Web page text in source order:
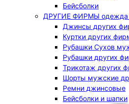
Бейсболки
ДРУГИЕ ФИРМЫ одежда
Джинсы других
Куртки других
Рубашки Сухов
Рубашки других
Трикотаж других
Шорты мужские
Ремни джинсовые
Бейсболки и шапки